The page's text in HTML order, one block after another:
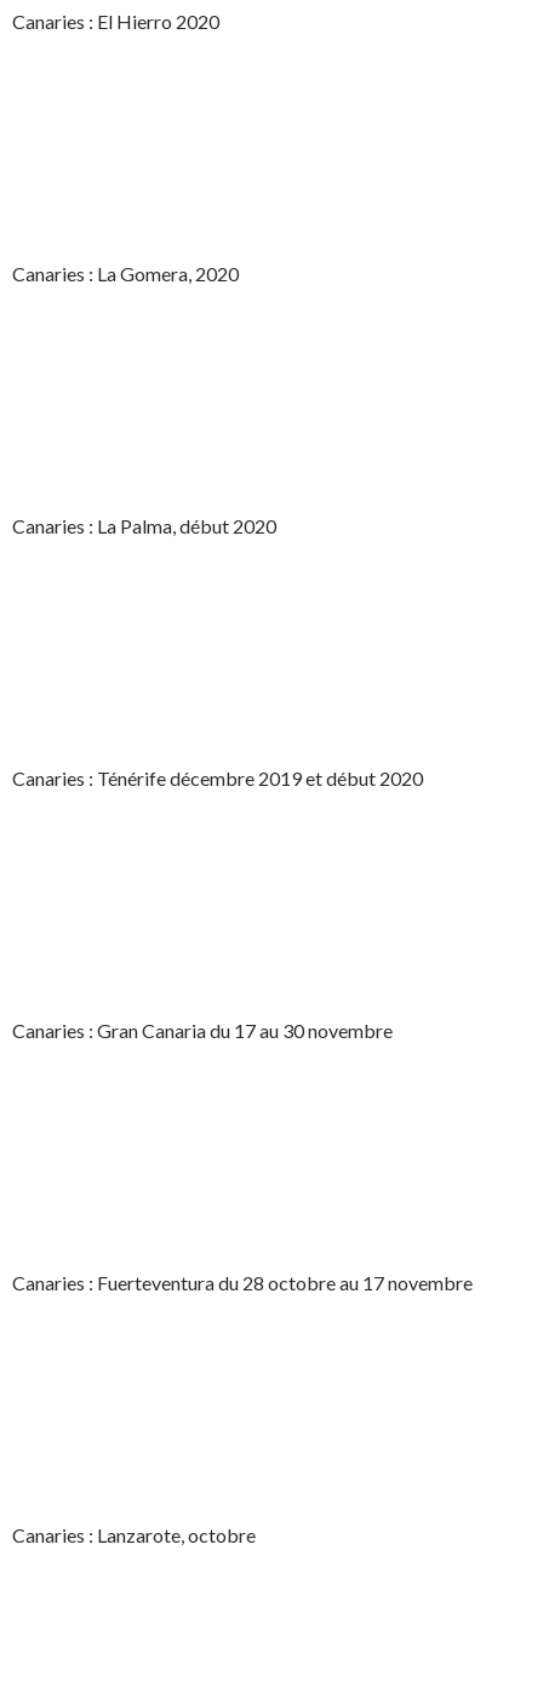
Canaries : El Hierro 2020
Canaries : La Gomera, 2020
Canaries : La Palma, début 2020
Canaries : Ténérife décembre 2019 et début 2020
Canaries : Gran Canaria du 17 au 30 novembre
Canaries : Fuerteventura du 28 octobre au 17 novembre
Canaries : Lanzarote, octobre